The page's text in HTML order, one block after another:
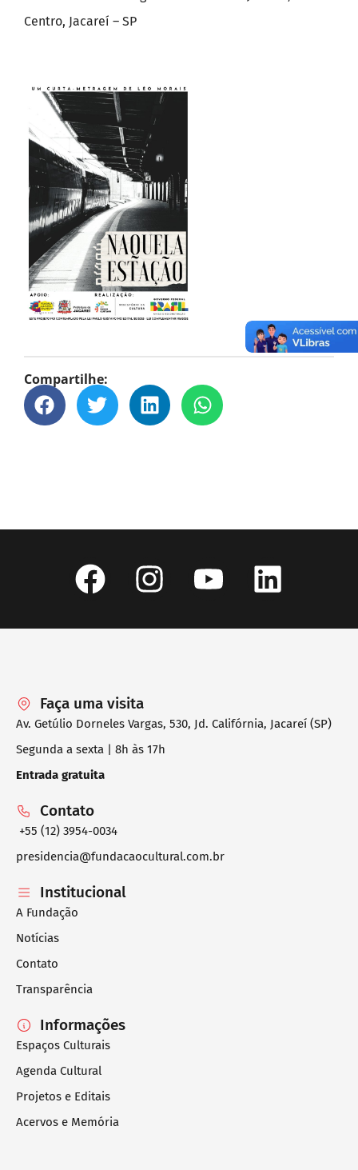
Centro, Jacareí – SP
Compartilhe:
Faça uma visita
Av. Getúlio Dorneles Vargas, 530, Jd. Califórnia, Jacareí (SP)
Segunda a sexta | 8h às 17h
Entrada gratuita
Contato
+55 (12) 3954-0034
presidencia@fundacaocultural.com.br
Institucional
A Fundação
Notícias
Contato
Transparência
Informações
Espaços Culturais
Agenda Cultural
Projetos e Editais
Acervos e Memória